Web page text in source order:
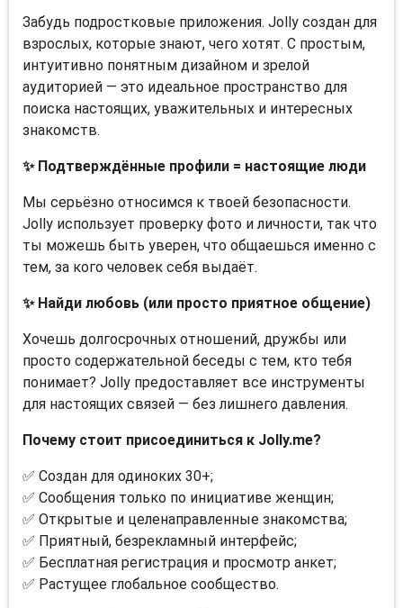
Забудь подростковые приложения. Jolly создан для
взрослых, которые знают, чего хотят. С простым,
интуитивно понятным дизайном и зрелой
аудиторией — это идеальное пространство для
поиска настоящих, уважительных и интересных
знакомств.
✨ Подтверждённые профили = настоящие люди
Мы серьёзно относимся к твоей безопасности.
Jolly использует проверку фото и личности, так что
ты можешь быть уверен, что общаешься именно с
тем, за кого человек себя выдаёт.
✨ Найди любовь (или просто приятное общение)
Хочешь долгосрочных отношений, дружбы или
просто содержательной беседы с тем, кто тебя
понимает? Jolly предоставляет все инструменты
для настоящих связей — без лишнего давления.
Почему стоит присоединиться к Jolly.me?
✅ Создан для одиноких 30+;
✅ Сообщения только по инициативе женщин;
✅ Открытые и целенаправленные знакомства;
✅ Приятный, безрекламный интерфейс;
✅ Бесплатная регистрация и просмотр анкет;
✅ Растущее глобальное сообщество.